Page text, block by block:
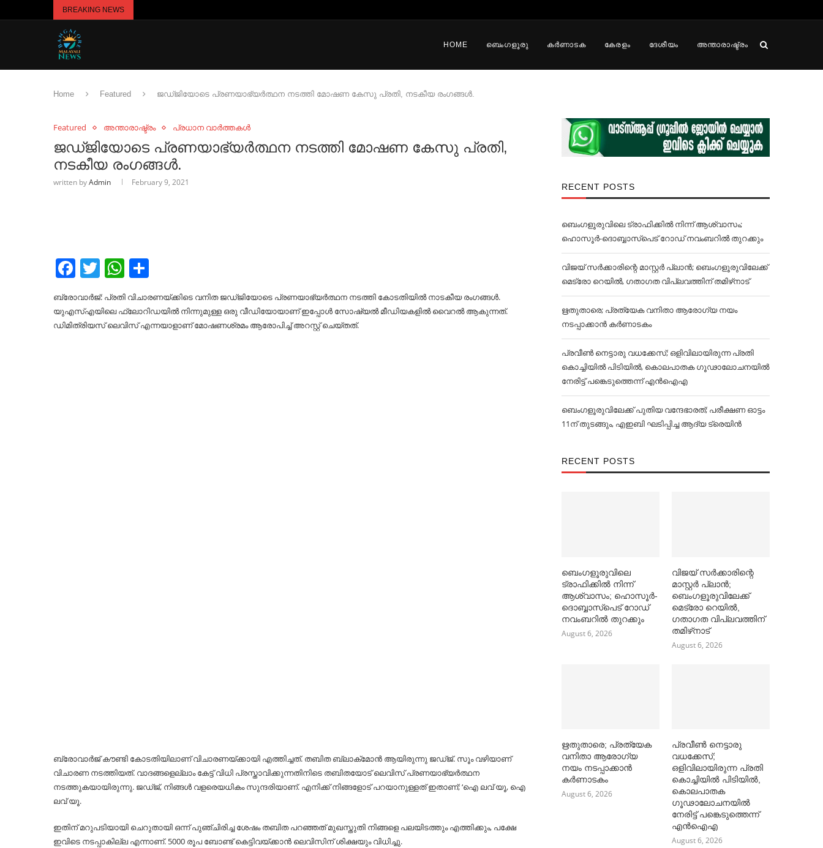
BREAKING NEWS
HOME ബെംഗളൂരു കർണാടക കേരളം ദേശീയം അന്താരാഷ്ട്രം
Home Featured ജഡ്ജിയോടെ പ്രണയാഭ്യര്‍ത്ഥന നടത്തി മോഷണ കേസു പ്രതി, നടകീയ രംഗങ്ങൾ.
Featured അന്താരാഷ്ട്രം പ്രധാന വാർത്തകൾ
ജഡ്ജിയോടെ പ്രണയാഭ്യര്‍ത്ഥന നടത്തി മോഷണ കേസു പ്രതി,
നടകീയ രംഗങ്ങൾ.
written byAdmin February 9, 2021
Facebook
TwitterWhatsApp
ബ്രോവാര്‍ജ്: പ്രതി വിചാരണയ്ക്കിടെ വനിത ജഡ്ജിയോടെ പ്രണയാഭ്യര്‍ത്ഥന നടത്തി കോടതിയില്‍ നാടകീയ രംഗങ്ങള്‍.
യുഎസ്‌എയിലെ ഫ്‌ലോറിഡയില്‍ നിന്നുമുള്ള ഒരു വീഡിയോയാണ് ഇപ്പോള്‍ സോഷ്യല്‍ മീഡിയകളില്‍ വൈറല്‍ ആകുന്നത്.
ഡിമിത്രിയസ് ലെവിസ് എന്നയാളാണ് മോഷണശ്രമം ആരോപിച്ച്‌ അറസ്റ്റ് ചെയ്തത്.
ബ്രോവാര്‍ജ് കൗണ്ടി കോടതിയിലാണ് വിചാരണയ്ക്കായി എത്തിച്ചത്. തബിത ബ്ലാക്‌മോന്‍ ആയിരുന്നു ജഡ്ജ്. സൂം വഴിയാണ്
വിചാരണ നടത്തിയത്. വാദങ്ങളെല്ലാം കേട്ട് വിധി പ്രസ്താവിക്കുന്നതിനിടെ തബിതയോട് ലെവിസ് പ്രണയാഭ്യര്‍ത്ഥന
നടത്തുകയായിരുന്നു. ജഡ്ജ്, നിങ്ങള്‍ വളരെയധികം സുന്ദരിയാണ്. എനിക്ക് നിങ്ങളോട് പറയാനുള്ളത് ഇതാണ്; ‘ഐ ലവ് യൂ, ഐ
ലവ് യൂ.
ഇതിന് മറുപടിയായി ചെറുതായി ഒന്ന് പുഞ്ചിരിച്ച ശേഷം തബിത പറഞ്ഞത് മുഖസ്തുതി നിങ്ങളെ പലയിടത്തും എത്തിക്കും, പക്ഷേ
ഇവിടെ നടപ്പാകില്ല എന്നാണ്. 5000 രൂപ ബോണ്ട് കെട്ടിവയ്ക്കാന്‍ ലെവിസിന് ശിക്ഷയും വിധിച്ചു.
RECENT POSTS
ബെംഗളൂരുവിലെ ട്രാഫിക്കില്‍ നിന്ന് ആശ്വാസം;
ഹൊസൂര്‍-ദൊബ്ബാസ്പെട് റോഡ് നവംബറില്‍ തുറക്കും
വിജയ് സര്‍ക്കാരിന്റെ മാസ്റ്റര്‍ പ്ലാന്‍; ബെംഗളൂരുവിലേക്ക്
മെട്രോ റെയില്‍, ഗതാഗത വിപ്ലവത്തിന് തമിഴ്‌നാട്
ഋതുതാരെ; പ്രത്യേക വനിതാ ആരോഗ്യ നയം
നടപ്പാക്കാൻ കര്‍ണാടകം
പ്രവീൺ നെട്ടാരു വധക്കേസ്; ഒളിവിലായിരുന്ന പ്രതി
കൊച്ചിയിൽ പിടിയിൽ, കൊലപാതക ഗൂഢാലോചനയിൽ
നേരിട്ട് പങ്കെടുത്തെന്ന് എൻഐഎ
ബെംഗളൂരുവിലേക്ക് പുതിയ വന്ദേഭാരത്; പരീക്ഷണ ഓട്ടം
11ന് തുടങ്ങും, എഇബി ഘടിപ്പിച്ച ആദ്യ ട്രെയിന്‍
RECENT POSTS
ബെംഗളൂരുവിലെ
ട്രാഫിക്കില്‍ നിന്ന്
ആശ്വാസം; ഹൊസൂര്‍-
ദൊബ്ബാസ്പെട് റോഡ്
നവംബറില്‍ തുറക്കും
August 6, 2026
വിജയ് സര്‍ക്കാരിന്റെ
മാസ്റ്റര്‍ പ്ലാന്‍;
ബെംഗളൂരുവിലേക്ക്
മെട്രോ റെയില്‍,
ഗതാഗത വിപ്ലവത്തിന്
തമിഴ്‌നാട്
August 6, 2026
ഋതുതാരെ; പ്രത്യേക
വനിതാ ആരോഗ്യ
നയം നടപ്പാക്കാൻ
കര്‍ണാടകം
August 6, 2026
പ്രവീൺ നെട്ടാരു
വധക്കേസ്;
ഒളിവിലായിരുന്ന പ്രതി
കൊച്ചിയിൽ പിടിയിൽ,
കൊലപാതക
ഗൂഢാലോചനയിൽ
നേരിട്ട് പങ്കെടുത്തെന്ന്
എൻഐഎ
August 6, 2026